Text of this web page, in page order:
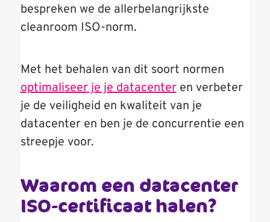
bespreken we de allerbelangrijkste
cleanroom ISO-norm.
Met het behalen van dit soort normen
optimaliseer je je datacenteren verbeter
je de veiligheid en kwaliteit van je
datacenter en ben je de concurrentie een
streepje voor.
Waarom een datacenter
ISO-certificaat halen?